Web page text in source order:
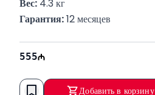
Вес: 4.3 кг
Гарантия: 12 месяцев
555
Добавить в корзину